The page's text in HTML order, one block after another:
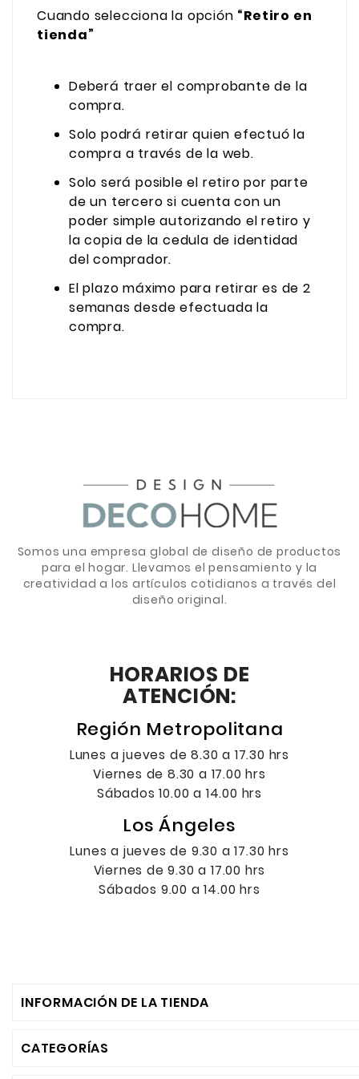
Cuando selecciona la opción “Retiro en
tienda”
Deberá traer el comprobante de la
compra.
Solo podrá retirar quien efectuó la
compra a través de la web.
Solo será posible el retiro por parte
de un tercero si cuenta con un
poder simple autorizando el retiro y
la copia de la cedula de identidad
del comprador.
El plazo máximo para retirar es de 2
semanas desde efectuada la
compra.
Somos una empresa global de diseño de productos
para el hogar. Llevamos el pensamiento y la
creatividad a los artículos cotidianos a través del
diseño original.
HORARIOS DE
ATENCIÓN:
Región Metropolitana
Lunes a jueves de 8.30 a 17.30 hrs
Viernes de 8.30 a 17.00 hrs
Sábados 10.00 a 14.00 hrs
Los Ángeles
Lunes a jueves de 9.30 a 17.30 hrs
Viernes de 9.30 a 17.00 hrs
Sábados 9.00 a 14.00 hrs
INFORMACIÓN DE LA TIENDA
CATEGORÍAS